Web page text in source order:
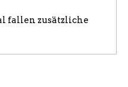
fallen zusätzliche